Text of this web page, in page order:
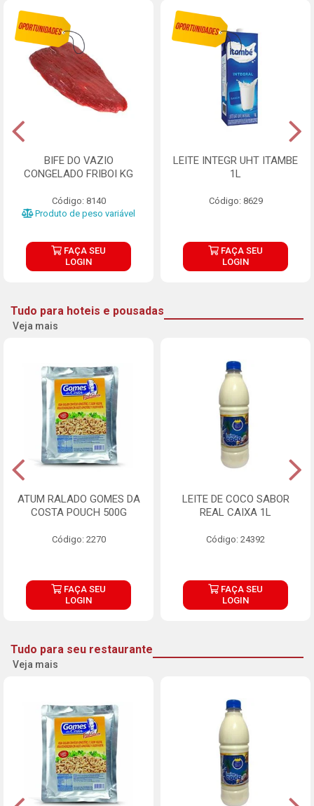
BIFE DO VAZIO
CONGELADO FRIBOI KG
Código: 8140
Produto de peso variável
FAÇA SEU
LOGIN
LEITE INTEGR UHT ITAMBE
1L
Código: 8629
FAÇA SEU
LOGIN
Tudo para hoteis e pousadas
Veja mais
ATUM RALADO GOMES DA
COSTA POUCH 500G
Código: 2270
FAÇA SEU
LOGIN
LEITE DE COCO SABOR
REAL CAIXA 1L
Código: 24392
FAÇA SEU
LOGIN
Tudo para seu restaurante
Veja mais